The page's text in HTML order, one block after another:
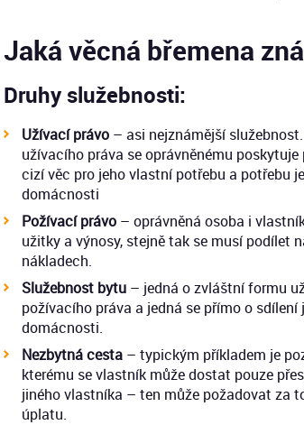
Jaká věcná břemena
Druhy služebnosti:
Užívací právo – asi nejznámější
užívacího práva se oprávněnému
cizí věc pro jeho vlastní potřebu a potřebu
domácnosti
Požívací právo – oprávněná osoba i
užitky a výnosy, stejně tak se musí podílet
nákladech.
Služebnost bytu – jedná o zvláštní formu
požívacího práva a jedná se přímo o sdílení
domácnosti.
Nezbytná cesta – typickým příkladem je
kterému se vlastník může dostat pouze
jiného vlastníka – ten může požadovat za
úplatu.